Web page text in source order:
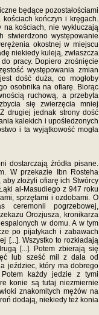
będące pozostałościami
kończyn i kręgach.
na kościach, nie wykluczają
stwierdzono występowanie
okostnej w miejscu
niekiedy kuleją, zwłaszcza
pracy. Dopiero zrośnięcie
występowania zmian
dość duża, co mogłoby
osobnika na ofiarę. Biorąc
ruchową, a przebyta
się zwierzęcia mniej
drugiej jednak strony dość
kalekich i upośledzonych
i ta wyjątkowość mogła
dostarczają źródła pisane.
W przekazie Ibn Rosteha
złożyli ofiarę ich Stwórcy
al-Masudiego z 947 roku
sprzętami i ozdobami. O
ceremonii pogrzebowej,
Orozjusza, kronikarza
w domu. A w tym
po pijatykach i zabawach
[...]. Wszystko to rozkładają
[...]. Potem zbierają się
lub sześć mil z dala od
jeździec, który ma dobrego
każdy jedzie z tymi
konie są tutaj niezmiernie
znakomitych mężów na
dodają, niekiedy też konia